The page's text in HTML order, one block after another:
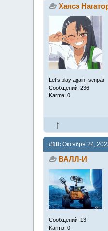
Хаясэ
Let’s play again, senpai
Сообщений: 236
Karma: 0
#18: Октября 24,
ВАЛЛ-И
Сообщений: 13
Karma: 0